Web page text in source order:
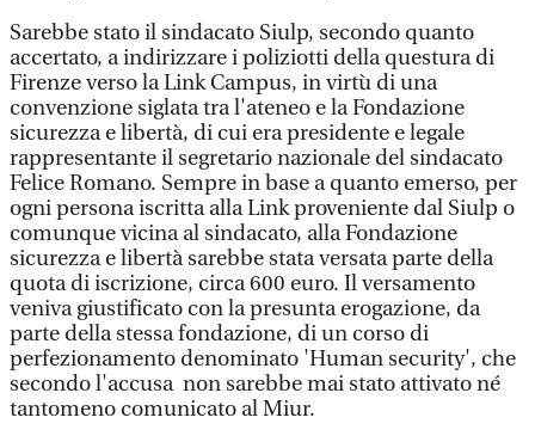
Sarebbe stato il sindacato Siulp, secondo quanto
accertato, a indirizzare i poliziotti della questura di
Firenze verso la Link Campus, in virtù di una
convenzione siglata tra l'ateneo e la Fondazione
sicurezza e libertà, di cui era presidente e legale
rappresentante il segretario nazionale del sindacato
Felice Romano. Sempre in base a quanto emerso, per
ogni persona iscritta alla Link proveniente dal Siulp o
comunque vicina al sindacato, alla Fondazione
sicurezza e libertà sarebbe stata versata parte della
quota di iscrizione, circa 600 euro. Il versamento
veniva giustificato con la presunta erogazione, da
parte della stessa fondazione, di un corso di
perfezionamento denominato 'Human security', che
secondo l'accusa non sarebbe mai stato attivato né
tantomeno comunicato al Miur.